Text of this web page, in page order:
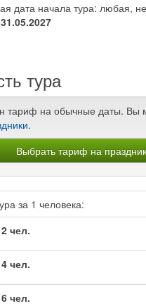
дата начала тура: любая,
31.05.2027
тура
тариф на обычные даты. Вы
.
Выбрать тариф на
за 1 человека:
чел.
чел.
чел.